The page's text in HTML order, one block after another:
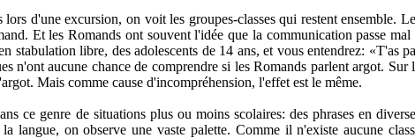
d'une excursion, on voit les groupes-classes qui restent ensemble.
Et les Romands ont souvent l'idée que la communication passe mal
stabulation libre, des adolescents de 14 ans, et vous entendrez: «T'as
n'ont aucune chance de comprendre si les Romands parlent argot. Sur
Mais comme cause d'incompréhension, l'effet est le même.
ce genre de situations plus ou moins scolaires: des phrases en
langue, on observe une vaste palette. Comme il n'existe aucune